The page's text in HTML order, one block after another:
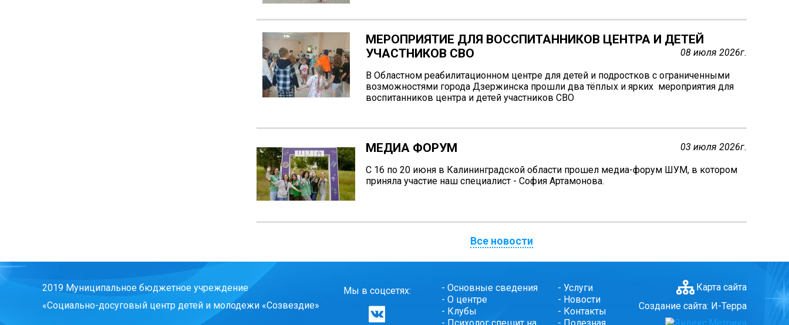
МЕРОПРИЯТИЕ ДЛЯ ВОССПИТАННИКОВ ЦЕНТРА И ДЕТЕЙ
УЧАСТНИКОВ СВО
08 июля 2026г.
В Областном реабилитационном центре для детей и подростков с ограниченными
возможностями города Дзержинска прошли два тёплых и ярких мероприятия для
воспитанников центра и детей участников СВО
МЕДИА ФОРУМ 03 июля 2026г.
С 16 по 20 июня в Калининградской области прошел медиа-форум ШУМ, в котором
приняла участие наш специалист - София Артамонова.
Все новости
2019 Муниципальное бюджетное учреждение
«Социально-досуговый центр детей и молодежи «Созвездие»
Мы в соцсетях: - Основные сведения
- О центре
- Клубы
- Услуги
- Новости
- Контакты
Карта сайта
Создание сайта: И-Терра